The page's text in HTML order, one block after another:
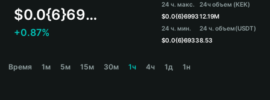
Español
Español (Argentina)
$0.0{6}6993
+0.87%
24 ч. макс.
$0.0{6}6993
24 ч. мин.
$0.0{6}6933
24ч объем (KEK)
12.19M
24 ч. объем(USDT)
8.53
Время 1м 5м 15м 30м 1ч 4ч 1д 1н